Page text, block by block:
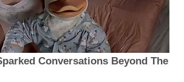
Conversations Beyond The